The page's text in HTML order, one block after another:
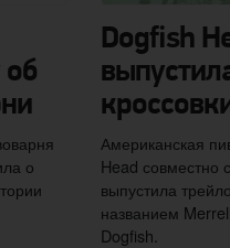
об
о
Dogfish
Американская
Head совместно
выпустила
названием
Dogfish.